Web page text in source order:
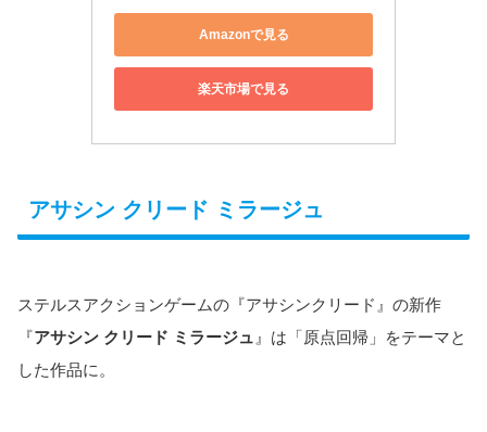
Amazonで見る
楽天市場で見る
アサシン クリード ミラージュ
ステルスアクションゲームの『アサシンクリード』の新作
『アサシン クリード ミラージュ 』は「原点回帰」をテーマと
した作品に。